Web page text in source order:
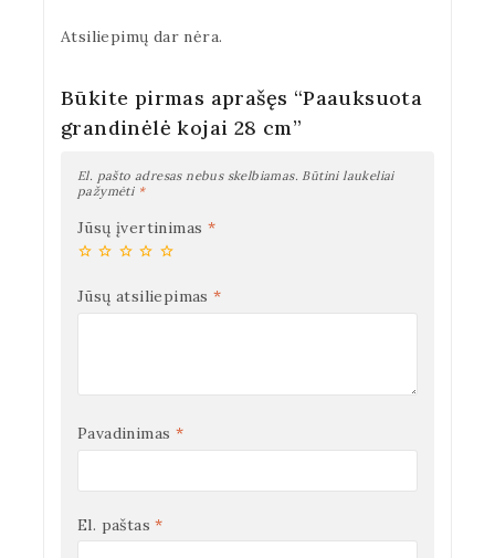
Atsiliepimų dar nėra.
Būkite pirmas aprašęs “Paauksuota
grandinėlė kojai 28 cm”
El. pašto adresas nebus skelbiamas. Būtini laukeliai
pažymėti *
Jūsų įvertinimas *
Jūsų atsiliepimas*
Pavadinimas *
El. paštas*